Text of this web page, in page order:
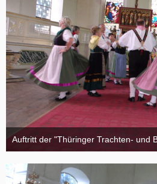
Auftritt der "Thüringer Trachten- und
18. August 2015